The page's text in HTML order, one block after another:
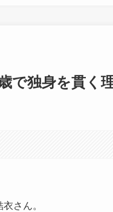
で独身を貫く
さん。